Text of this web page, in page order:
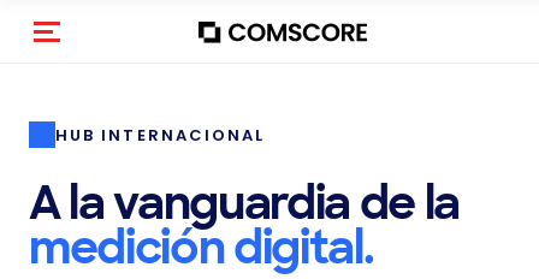
Activar navegación
HUB INTERNACIONAL
A la vanguardia de la
medición digital.